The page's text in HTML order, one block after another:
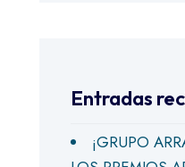
Entradas
¡GRUPO